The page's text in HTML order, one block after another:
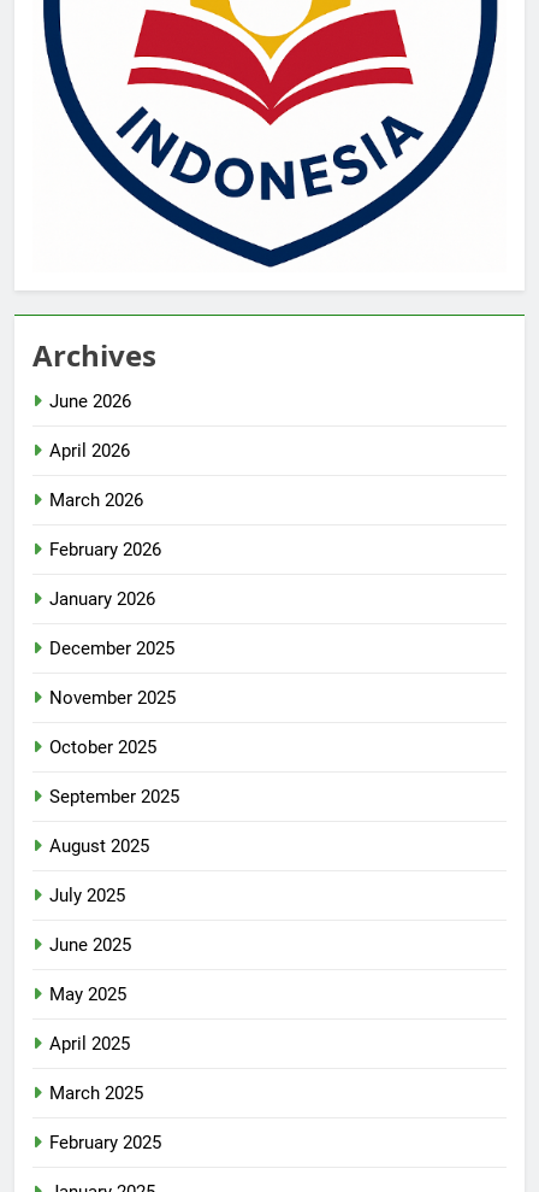
Archives
June 2026
April 2026
March 2026
February 2026
January 2026
December 2025
November 2025
October 2025
September 2025
August 2025
July 2025
June 2025
May 2025
April 2025
March 2025
February 2025